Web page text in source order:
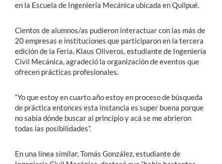
English
en la Escuela de Ingeniería Mecánica ubicada en Quilpué.
Cientos de alumnos/as pudieron interactuar con las más de
20 empresas e instituciones que participaron en la tercera
edición de la Feria. Klaus Oliveros, estudiante de Ingeniería
Civil Mecánica, agradeció la organización de eventos que
ofrecen prácticas profesionales.
“Yo que estoy en cuarto año estoy en proceso de búsqueda
de práctica entonces esta instancia es super buena porque
no sabía dónde buscar al principio y acá se me abrieron
todas las posibilidades”.
En una línea similar, Tomás González, estudiante de